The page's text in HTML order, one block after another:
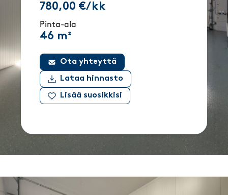
780,00 €/kk
Pinta-ala
46 m²
Ota yhteyttä
Lataa hinnasto
Lisää suosikkisi